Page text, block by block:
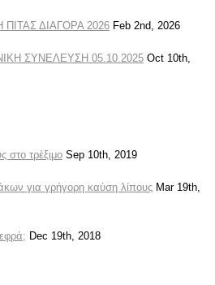
ΔΙΑΓΟΡΑ 2026 Feb 2nd, 2026
ΣΥΝΕΛΕΥΣΗ 05.10.2025 Oct 10th,
στο τρέξιμο Sep 10th, 2019
για γρήγορη καύση λίπους Mar 19th,
Dec 19th, 2018